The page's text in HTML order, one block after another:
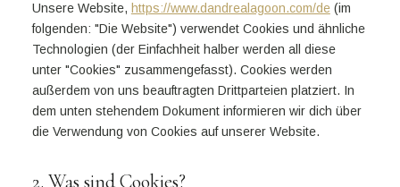
Unsere Website, https://www.dandrealagoon.com/de(im
folgenden: "Die Website") verwendet Cookies und ähnliche
Technologien (der Einfachheit halber werden all diese
unter "Cookies" zusammengefasst). Cookies werden
außerdem von uns beauftragten Drittparteien platziert. In
dem unten stehendem Dokument informieren wir dich über
die Verwendung von Cookies auf unserer Website.
2. Was sind Cookies?